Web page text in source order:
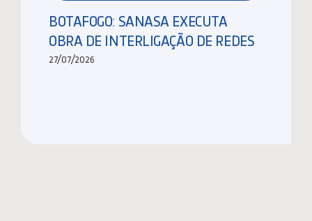
BOTAFOGO: SANASA EXECUTA
OBRA DE INTERLIGAÇÃO DE REDES
27/07/2026